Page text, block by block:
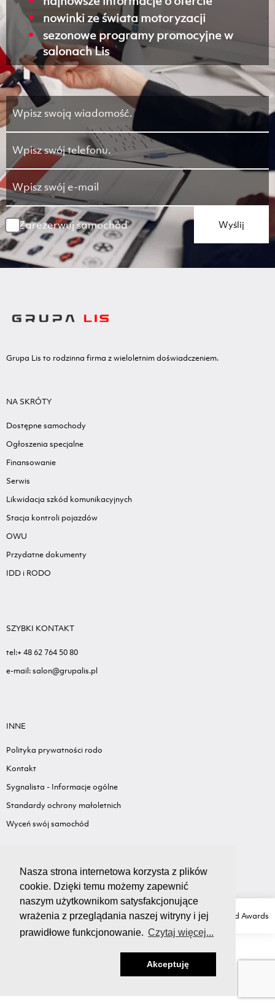
Nasza strona internetowa korzysta z plików
cookie. Dzięki temu możemy zapewnić
naszym użytkownikom satysfakcjonujące
wrażenia z przeglądania naszej witryny i jej
prawidłowe funkcjonowanie. Czytaj więcej...
Akceptuję
nowinki ze świata motoryzacji
sezonowe programy promocyjne w
salonach Lis
Zarezerwuj samochód Wyślij
Grupa Lis to rodzinna firma z wieloletnim doświadczeniem.
NA SKRÓTY
Dostępne samochody
Ogłoszenia specjalne
Finansowanie
Serwis
Likwidacja szkód komunikacyjnych
Stacja kontroli pojazdów
OWU
Przydatne dokumenty
IDD i RODO
SZYBKI KONTAKT
tel:+ 48 62 764 50 80
e-mail: salon@grupalis.pl
INNE
Polityka prywatności rodo
Kontakt
Sygnalista - Informacje ogólne
Standardy ochrony małoletnich
Wyceń swój samochód
Copyright Ⓒ GRUPA LIS Created with love by Ad Awards